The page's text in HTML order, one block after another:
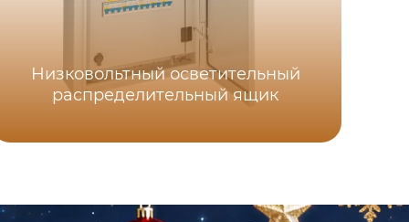
Низковольтный осветительный
распределительный ящик